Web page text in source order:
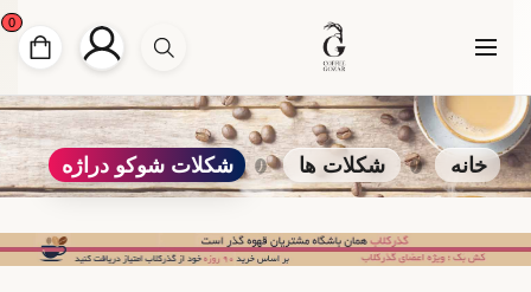
خانه شکلات ها شکلات شوکو دراژه